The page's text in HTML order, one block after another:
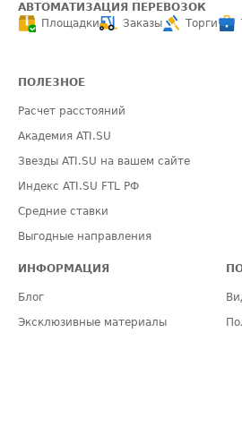
АВТОМАТИЗАЦИЯ ПЕРЕВОЗОК
Площадки
Заказы Торги
ПОЛЕЗНОЕ
Расчет расстояний
Академия ATI.SU
Звезды ATI.SU на вашем сайте
Индекс ATI.SU FTL РФ
Средние ставки
Выгодные направления
ИНФОРМАЦИЯ
Блог
Эксклюзивные материалы